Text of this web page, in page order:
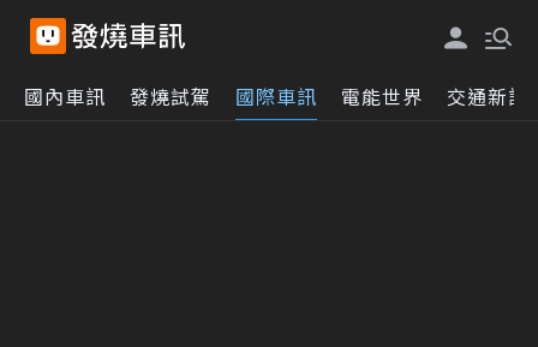
國內車訊 發燒試駕 國際車訊 電能世界 交通新訊